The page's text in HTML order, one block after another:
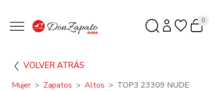
0
VOLVER ATRÁS
Mujer Zapatos Altos TOP3 23309 NUDE